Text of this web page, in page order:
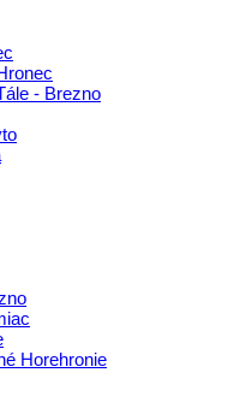
- Brezno
Horehronie